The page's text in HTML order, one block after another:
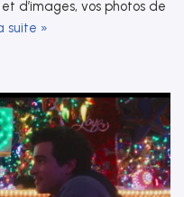
d’images, vos photos de
suite »